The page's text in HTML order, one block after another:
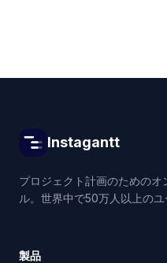
Instagantt
プロジェクト計画のための
ル。世界中で50万人以上のユ
製品